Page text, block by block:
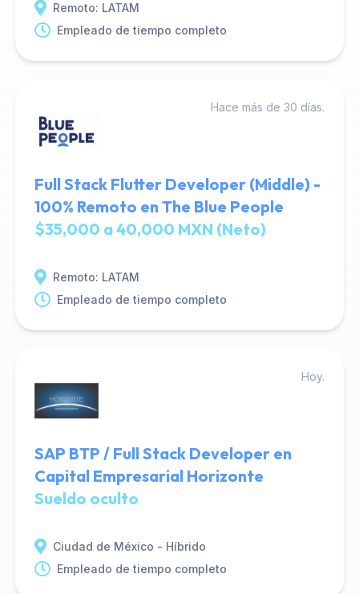
Remoto: LATAM
Empleado de tiempo completo
Hace más de 30 días.
Full Stack Flutter Developer (Middle) -
100% Remoto en The Blue People
$35,000 a 40,000 MXN (Neto)
Remoto: LATAM
Empleado de tiempo completo
Hoy.
SAP BTP / Full Stack Developer en
Capital Empresarial Horizonte
Sueldo oculto
Ciudad de México - Híbrido
Empleado de tiempo completo